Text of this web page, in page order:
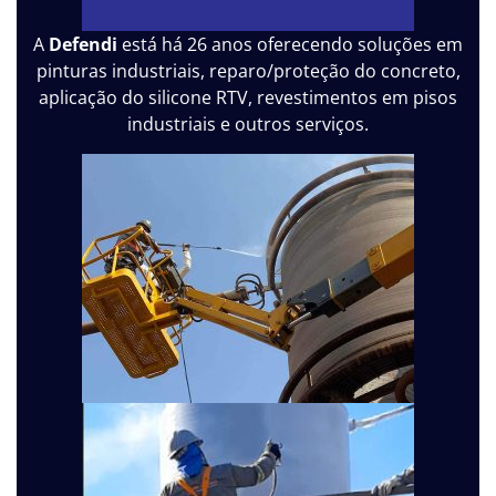
A Defendi está há 26 anos oferecendo soluções em
pinturas industriais, reparo/proteção do concreto,
aplicação do silicone RTV, revestimentos em pisos
industriais e outros serviços.